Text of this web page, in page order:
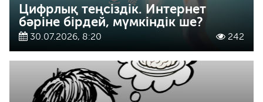
Цифрлық теңсіздік. Интернет
бәріне бірдей, мүмкіндік ше?
30.07.2026, 8:20 242